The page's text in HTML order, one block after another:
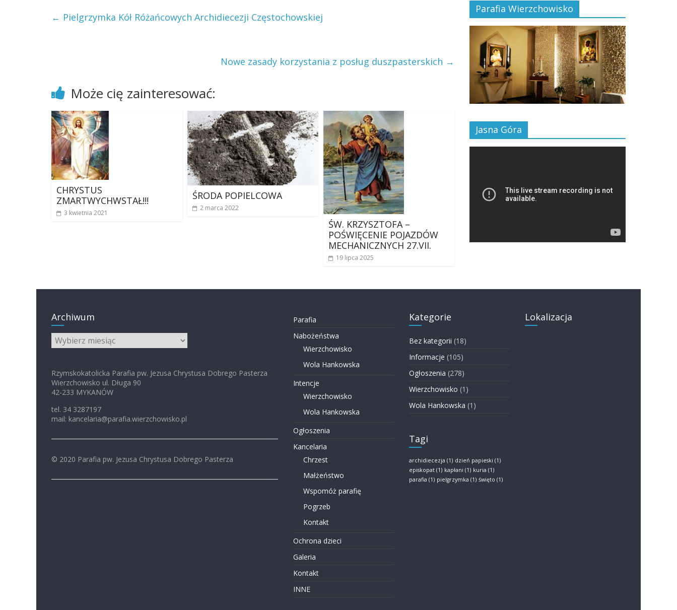
← Pielgrzymka Kół Różańcowych Archidiecezji Częstochowskiej
Nowe zasady korzystania z posług duszpasterskich →
Może cię zainteresować:
CHRYSTUS
ZMARTWYCHWSTAŁ!!!
3 kwietnia 2021
ŚRODA POPIELCOWA
2 marca 2022
ŚW. KRZYSZTOFA –
POŚWIĘCENIE POJAZDÓW
MECHANICZNYCH 27.VII.
19 lipca 2025
Parafia Wierzchowisko
Jasna Góra
Archiwum
Archiwum
Rzymskokatolicka Parafia pw. Jezusa Chrystusa Dobrego Pasterza
Wierzchowisko ul. Długa 90
42-233 MYKANÓW
tel. 34 3287197
mail: kancelaria@parafia.wierzchowisko.pl
© 2020 Parafia pw. Jezusa Chrystusa Dobrego Pasterza
Parafia
Nabożeństwa
Wierzchowisko
Wola Hankowska
Intencje
Wierzchowisko
Wola Hankowska
Ogłoszenia
Kancelaria
Chrzest
Małżeństwo
Wspomóż parafię
Pogrzeb
Kontakt
Ochrona dzieci
Galeria
Kontakt
INNE
Kategorie
Bez kategorii (18)
Informacje (105)
Ogłoszenia (278)
Wierzchowisko (1)
Wola Hankowska (1)
Tagi
archidiecezja (1) dzień papieski (1)
episkopat(1) kapłani (1) kuria (1)
parafia (1) pielgrzymka (1) święto (1)
Lokalizacja